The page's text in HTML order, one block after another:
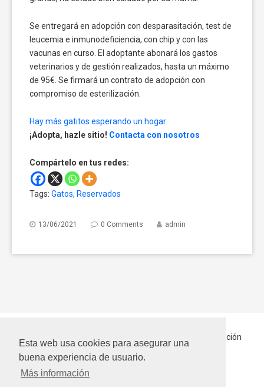
Esta web usa cookies para asegurar una
buena experiencia de usuario.
Más información
Se entregará en adopción con desparasitación, test de
leucemia e inmunodeficiencia, con chip y con las
vacunas en curso. El adoptante abonará los gastos
veterinarios y de gestión realizados, hasta un máximo
de 95€. Se firmará un contrato de adopción con
compromiso de esterilización.
Hay más gatitos esperando un hogar
¡Adopta, hazle sitio! Contacta con nosotros
Compártelo en tus redes:
Tags: Gatos, Reservados
13/06/2021 0 Comments admin
Inicio Quiénes somos En Adopción
Contactar